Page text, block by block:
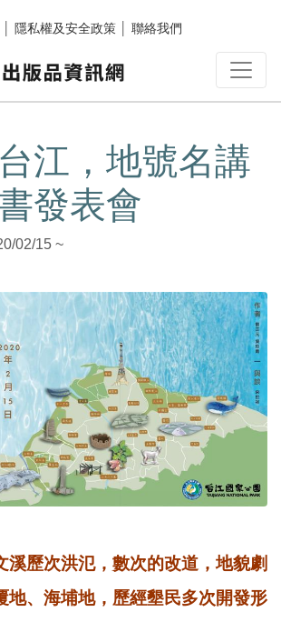
隱私權及安全政策 聯絡我們
台江，地號名講
發表會
02/15 ~
溪歷次洪氾，數次的改道，地貌劇
地、海埔地，歷經墾民多次開發形